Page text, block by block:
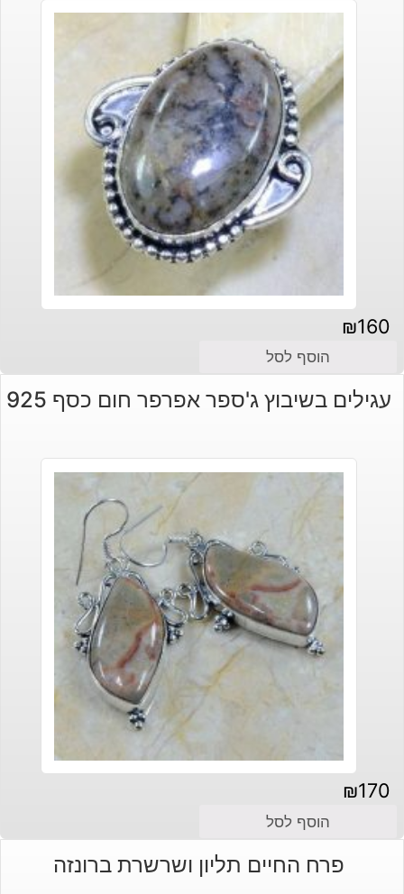
₪160
הוסף לסל
עגילים בשיבוץ ג'ספר אפרפר חום כסף 925
₪170
הוסף לסל
פרח החיים תליון ושרשרת ברונזה